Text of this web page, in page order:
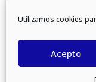
Utilizamos cookies
Acepto